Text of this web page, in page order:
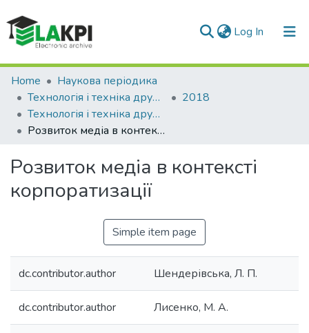
Log In (current)
Communities & Collections
All of DSpace
Statistics
Home
Наукова періодика
Технологія і техніка друкарства
2018
Технологія і техніка друкарства: збірник наукових праць, Вип. 3(61)
Розвиток медіа в контексті корпоратизації
Розвиток медіа в контексті
корпоратизації
Simple item page
dc.contributor.author Шендерівська, Л. П.
dc.contributor.author Лисенко, М. А.